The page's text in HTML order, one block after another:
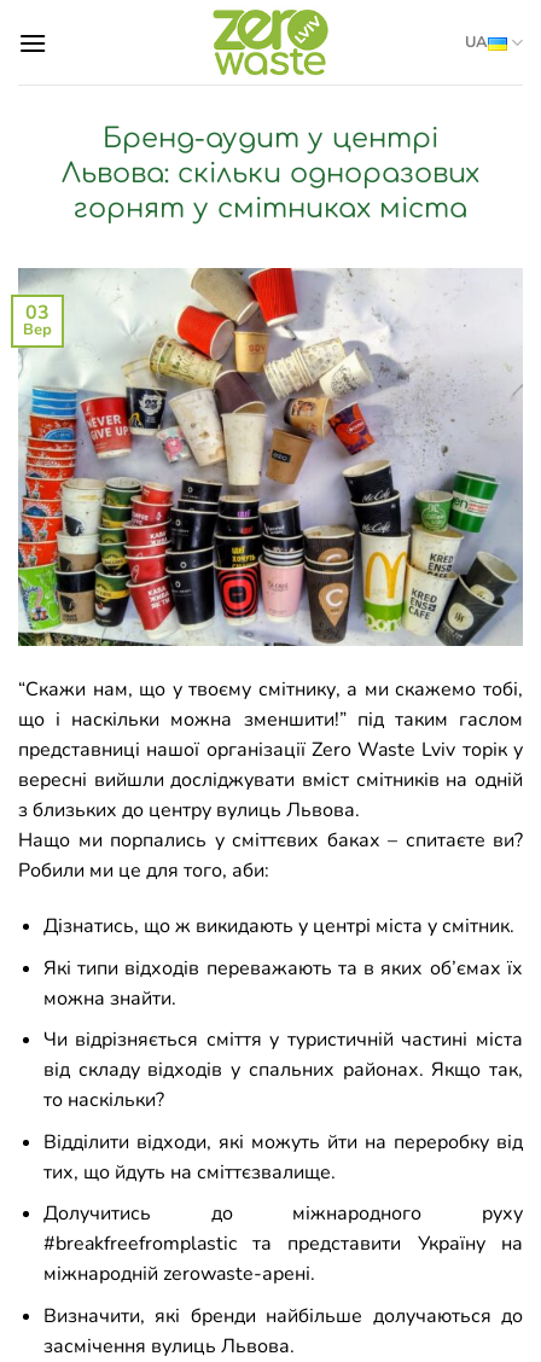
UA
Бренд-аудит у центрі
Львова: скільки одноразових
горнят у смітниках міста
03
Вер
“Скажи нам, що у твоєму смітнику, а ми скажемо тобі,
що і наскільки можна зменшити!” під таким гаслом
представниці нашої організації Zero Waste Lviv торік у
вересні вийшли досліджувати вміст смітників на одній
з близьких до центру вулиць Львова.
Нащо ми порпались у сміттєвих баках – спитаєте ви?
Робили ми це для того, аби:
Дізнатись, що ж викидають у центрі міста у смітник.
Які типи відходів переважають та в яких об’ємах їх
можна знайти.
Чи відрізняється сміття у туристичній частині міста
від складу відходів у спальних районах. Якщо так,
то наскільки?
Відділити відходи, які можуть йти на переробку від
тих, що йдуть на сміттєзвалище.
Долучитись до міжнародного руху
#breakfreefromplastic та представити Україну на
міжнародній zerowaste-арені.
Визначити, які бренди найбільше долучаються до
засмічення вулиць Львова.